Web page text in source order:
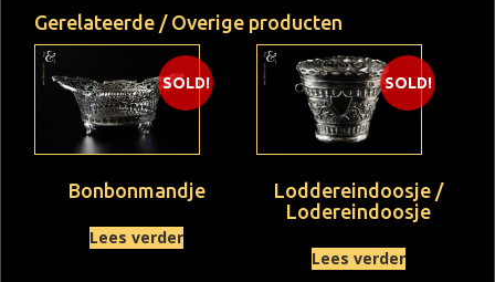
Gerelateerde / Overige producten
SOLD!
Bonbonmandje
Lees verder
SOLD!
Loddereindoosje /
Lodereindoosje
Lees verder